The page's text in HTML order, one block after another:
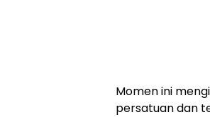
Momen ini
persatuan dan